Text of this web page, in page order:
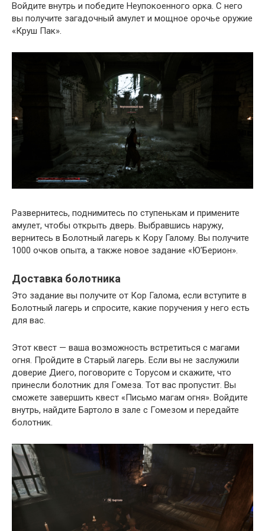
Войдите внутрь и победите Неупокоенного орка. С него
вы получите загадочный амулет и мощное орочье оружие
«Круш Пак».
Развернитесь, поднимитесь по ступенькам и примените
амулет, чтобы открыть дверь. Выбравшись наружу,
вернитесь в Болотный лагерь к Кору Галому. Вы получите
1000 очков опыта, а также новое задание «Ю’Берион».
Доставка болотника
Это задание вы получите от Кор Галома, если вступите в
Болотный лагерь и спросите, какие поручения у него есть
для вас.
Этот квест — ваша возможность встретиться с магами
огня. Пройдите в Старый лагерь. Если вы не заслужили
доверие Диего, поговорите с Торусом и скажите, что
принесли болотник для Гомеза. Тот вас пропустит. Вы
сможете завершить квест «Письмо магам огня». Войдите
внутрь, найдите Бартоло в зале с Гомезом и передайте
болотник.